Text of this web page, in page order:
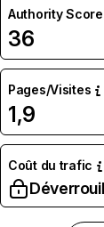
Authority Score
36
Pages/Visites
1,9
Coût du trafic